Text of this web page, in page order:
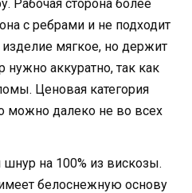
Рабочая сторона более
с ребрами и не подходит
мягкое, но держит
аккуратно, так как
Ценовая категория
можно далеко не во всех
на 100% из вискозы.
белоснежную основу